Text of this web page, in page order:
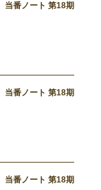
当番ノート 第18期
当番ノート 第18期
当番ノート 第18期